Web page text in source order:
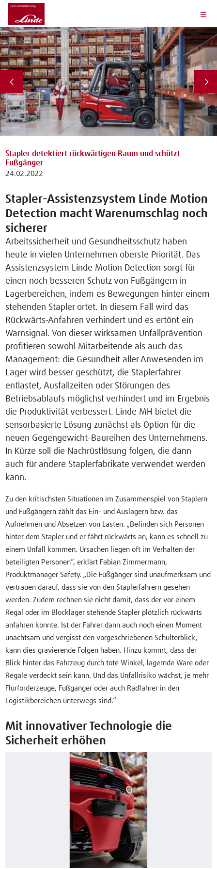
Stapler detektiert rückwärtigen Raum und schützt
Fußgänger
24.02.2022
Stapler-Assistenzsystem Linde Motion
Detection macht Warenumschlag noch
sicherer
Arbeitssicherheit und Gesundheitsschutz haben
heute in vielen Unternehmen oberste Priorität. Das
Assistenzsystem Linde Motion Detection sorgt für
einen noch besseren Schutz von Fußgängern in
Lagerbereichen, indem es Bewegungen hinter einem
stehenden Stapler ortet. In diesem Fall wird das
Rückwärts-Anfahren verhindert und es ertönt ein
Warnsignal. Von dieser wirksamen Unfallprävention
profitieren sowohl Mitarbeitende als auch das
Management: die Gesundheit aller Anwesenden im
Lager wird besser geschützt, die Staplerfahrer
entlastet, Ausfallzeiten oder Störungen des
Betriebsablaufs möglichst verhindert und im Ergebnis
die Produktivität verbessert. Linde MH bietet die
sensorbasierte Lösung zunächst als Option für die
neuen Gegengewicht-Baureihen des Unternehmens.
In Kürze soll die Nachrüstlösung folgen, die dann
auch für andere Staplerfabrikate verwendet werden
kann.
Zu den kritischsten Situationen im Zusammenspiel von Staplern
und Fußgängern zählt das Ein- und Auslagern bzw. das
Aufnehmen und Absetzen von Lasten. „Befinden sich Personen
hinter dem Stapler und er fährt rückwärts an, kann es schnell zu
einem Unfall kommen. Ursachen liegen oft im Verhalten der
beteiligten Personen“, erklärt Fabian Zimmermann,
Produktmanager Safety. „Die Fußgänger sind unaufmerksam und
vertrauen darauf, dass sie von den Staplerfahrern gesehen
werden. Zudem rechnen sie nicht damit, dass der vor einem
Regal oder im Blocklager stehende Stapler plötzlich rückwärts
anfahren könnte. Ist der Fahrer dann auch noch einen Moment
unachtsam und vergisst den vorgeschriebenen Schulterblick,
kann dies gravierende Folgen haben. Hinzu kommt, dass der
Blick hinter das Fahrzeug durch tote Winkel, lagernde Ware oder
Regale verdeckt sein kann. Und das Unfallrisiko wächst, je mehr
Flurförderzeuge, Fußgänger oder auch Radfahrer in den
Logistikbereichen unterwegs sind.“
Mit innovativer Technologie die
Sicherheit erhöhen